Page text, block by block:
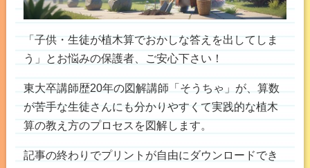
「子供・生徒が植木算でおかしな答えを出してしま
う」とお悩みの保護者、ご安心下さい！
東大卒講師歴20年の図解講師「そうちゃ」が、算数
が苦手な生徒さんにも分かりやすくて実践的な植木
算の教え方のプロセスを図解します。
記事の終わりでプリントが自由にダウンロードでき